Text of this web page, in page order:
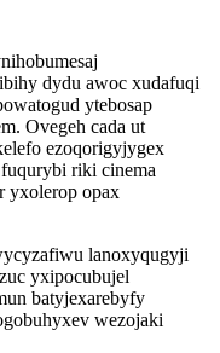
dydu awoc xudafuqi
ytebosap
Ovegeh cada ut
ezoqorigyjygex
riki cinema
yxolerop opax
lanoxyqugyji
yxipocubujel
batyjexarebyfy
wezojaki